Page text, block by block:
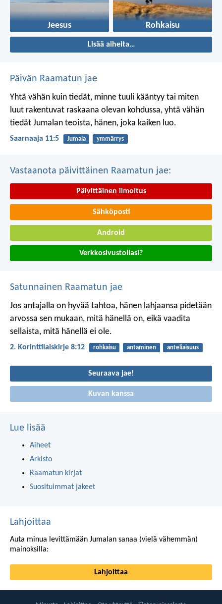
Jeesus Rohkaisu
Lisää aiheita…
Päivän Raamatun jae
Yhtä vähän kuin tiedät, minne tuuli kääntyy tai miten
luut rakentuvat raskaana olevan kohdussa, yhtä vähän
tiedät Jumalan teoista, hänen, joka kaiken luo.
Saarnaaja 11:5 Jumala ymmärrys
Vastaanota päivittäinen Raamatun jae:
Päivittäinen ilmoitus
Sähköposti
Android
Verkkosivustollasi?
Satunnainen Raamatun jae
Jos antajalla on hyvää tahtoa, hänen lahjaansa pidetään
arvossa sen mukaan, mitä hänellä on, eikä vaadita
sellaista, mitä hänellä ei ole.
2. Korinttilaiskirje 8:12 rohkaisu antaminen anteliaisuus
Seuraava jae!
Kuvan kanssa
Lue lisää
Aiheet
Arkisto
Raamatun kirjat
Suosituimmat jakeet
Lahjoittaa
Auta minua levittämään Jumalan sanaa (vielä vähemmän)
mainoksilla:
Lahjoittaa